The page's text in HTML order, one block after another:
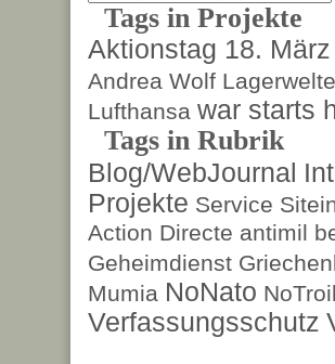
Tags in Projekte
Aktionstag 18. März
Andrea Wolf
Lufthansa war starts
Tags in Rubrik
Blog/WebJournal
Projekte Service
Action Directe antimil
Geheimdienst
Mumia NoNato
Verfassungsschutz